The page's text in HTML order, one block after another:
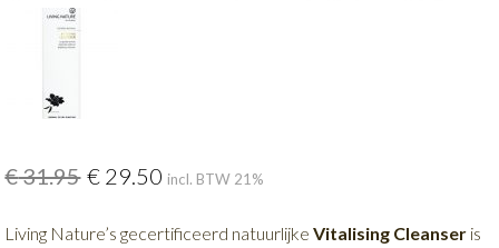
€31.95 € 29.50 incl. BTW 21%
Living Nature’s gecertificeerd natuurlijkeVitalising Cleanser is